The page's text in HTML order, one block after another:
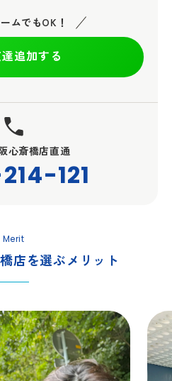
ムでもOK！
追加する
心斎橋店直通
121
Merit
店を選ぶメリット